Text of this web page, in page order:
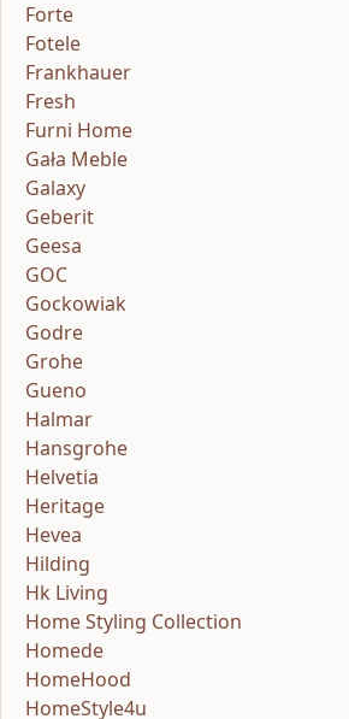
Forte
Fotele
Frankhauer
Fresh
Furni Home
Gała Meble
Galaxy
Geberit
Geesa
GOC
Gockowiak
Godre
Grohe
Gueno
Halmar
Hansgrohe
Helvetia
Heritage
Hevea
Hilding
Hk Living
Home Styling Collection
Homede
HomeHood
HomeStyle4u